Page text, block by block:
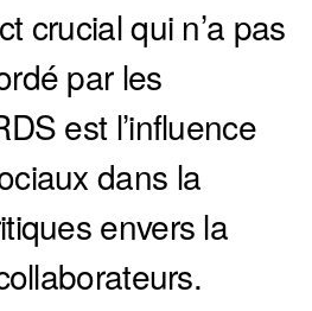
crucial qui n’a pas
par les
est l’influence
dans la
envers la